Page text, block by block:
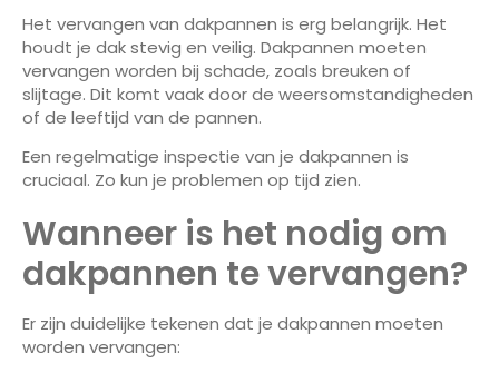
Het vervangen van dakpannen is erg belangrijk. Het
houdt je dak stevig en veilig. Dakpannen moeten
vervangen worden bij schade, zoals breuken of
slijtage. Dit komt vaak door de weersomstandigheden
of de leeftijd van de pannen.
Een regelmatige inspectie van je dakpannen is
cruciaal. Zo kun je problemen op tijd zien.
Wanneer is het nodig om
dakpannen te vervangen?
Er zijn duidelijke tekenen dat je dakpannen moeten
worden vervangen: